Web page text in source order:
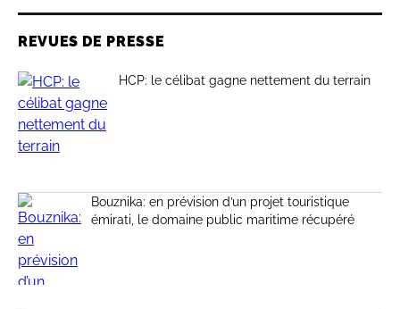
REVUES DE PRESSE
HCP: le célibat gagne nettement du terrain
Bouznika: en prévision d’un projet touristique
émirati, le domaine public maritime récupéré